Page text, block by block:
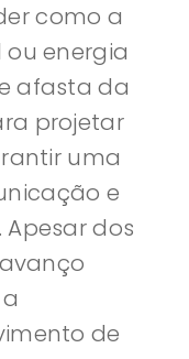
como a
energia
afasta da
projetar
uma
e
dos
de